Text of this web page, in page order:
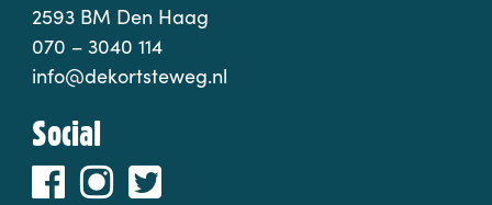
2593 BM Den Haag
070 – 3040 114
info@dekortsteweg.nl
Social